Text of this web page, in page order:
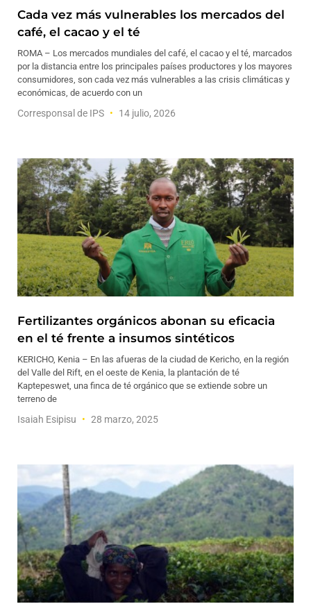
Cada vez más vulnerables los mercados del
café, el cacao y el té
ROMA – Los mercados mundiales del café, el cacao y el té, marcados
por la distancia entre los principales países productores y los mayores
consumidores, son cada vez más vulnerables a las crisis climáticas y
económicas, de acuerdo con un
Corresponsal de IPS 14 julio, 2026
Fertilizantes orgánicos abonan su eficacia
en el té frente a insumos sintéticos
KERICHO, Kenia – En las afueras de la ciudad de Kericho, en la región
del Valle del Rift, en el oeste de Kenia, la plantación de té
Kaptepeswet, una finca de té orgánico que se extiende sobre un
terreno de
Isaiah Esipisu 28 marzo, 2025